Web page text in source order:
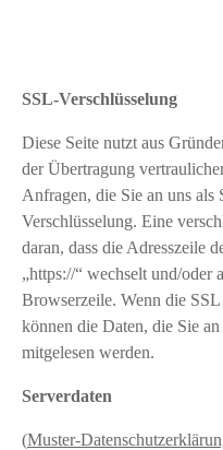
SSL-Verschlüsselung
Diese Seite nutzt aus
der Übertragung
Anfragen, die Sie an uns als
Verschlüsselung. Eine
daran, dass die Adresszeile
„https://“ wechselt und/oder
Browserzeile. Wenn die
können die Daten, die Sie
mitgelesen werden.
Serverdaten
(Muster-